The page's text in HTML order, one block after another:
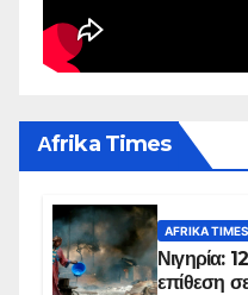
Αfrika Times
AFRIKA TIMES
Νιγηρία:
επίθεση